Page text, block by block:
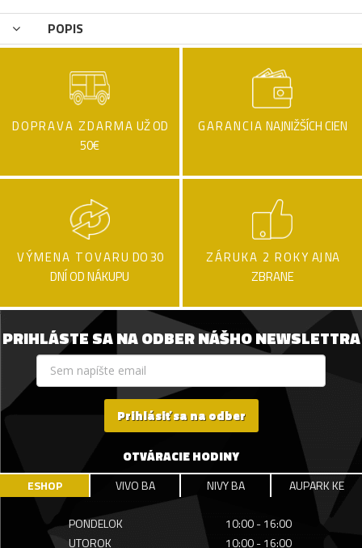
POPIS
DOPRAVA ZDARMA UŽ OD
50€
GARANCIA NAJNIŽŠÍCH CIEN
VÝMENA TOVARU DO 30
DNÍ OD NÁKUPU
ZÁRUKA 2 ROKY AJ NA
ZBRANE
PRIHLÁSTE SA NA ODBER NÁŠHO NEWSLETTRA
Prihlásiť sa na odber
OTVÁRACIE HODINY
ESHOP VIVO BA NIVY BA AUPARK KE
PONDELOK
10:00 - 16:00
UTOROK
10:00 - 16:00